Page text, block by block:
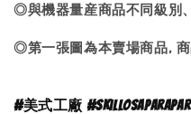
◎與機器量産商品不同級別
◎第一張圖為本賣場商品,
#美式工廠